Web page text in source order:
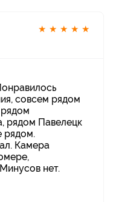
★ ★ ★ ★ ★
совсем рядом
рядом Павелецк
рядом.
Камера
нет.